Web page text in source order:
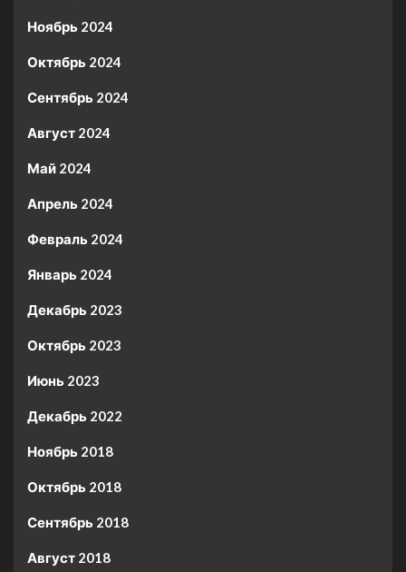
Ноябрь 2024
Октябрь 2024
Сентябрь 2024
Август 2024
Май 2024
Апрель 2024
Февраль 2024
Январь 2024
Декабрь 2023
Октябрь 2023
Июнь 2023
Декабрь 2022
Ноябрь 2018
Октябрь 2018
Сентябрь 2018
Август 2018